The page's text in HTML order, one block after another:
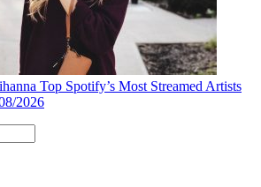
Top Spotify’s Most Streamed Artists
2026